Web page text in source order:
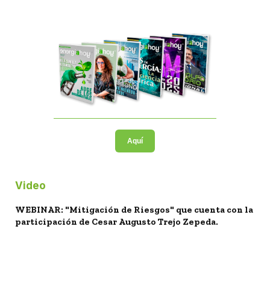
Aquí
Video
WEBINAR: "Mitigación de Riesgos" que cuenta con la
participación de Cesar Augusto Trejo Zepeda.